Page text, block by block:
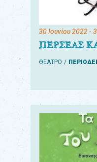
30 Ιουνίου 2022-
ΠΕΡΣΕΑΣ
ΘΕΑΤΡΟ